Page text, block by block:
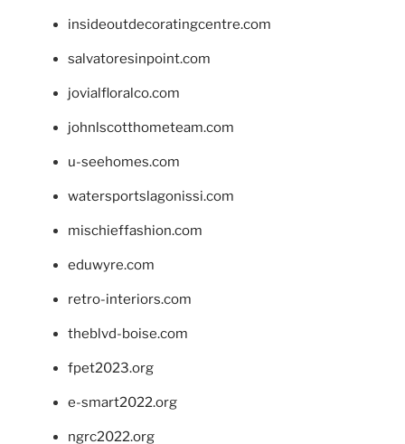
insideoutdecoratingcentre.com
salvatoresinpoint.com
jovialfloralco.com
johnlscotthometeam.com
u-seehomes.com
watersportslagonissi.com
mischieffashion.com
eduwyre.com
retro-interiors.com
theblvd-boise.com
fpet2023.org
e-smart2022.org
ngrc2022.org